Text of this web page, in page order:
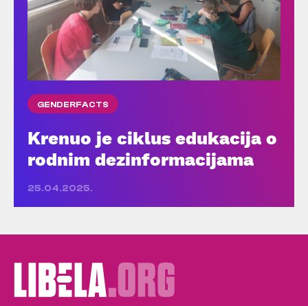
GENDERFACTS
Krenuo je ciklus edukacija o
rodnim dezinformacijama
25.04.2025.